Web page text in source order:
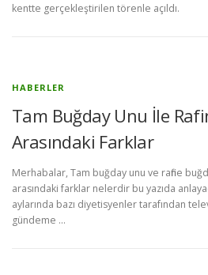
kentte gerçekleştirilen törenle açıldı.
HABERLER
Tam Buğday Unu İle
Arasındaki Farklar
Merhabalar, Tam buğday unu ve rafine
arasındaki farklar nelerdir bu yazıda
aylarında bazı diyetisyenler tarafından
gündeme ...